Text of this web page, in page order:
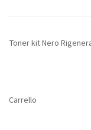
Toner kit Nero
Carrello